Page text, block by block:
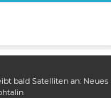
bald Satelliten an: Neues